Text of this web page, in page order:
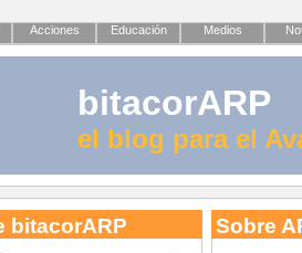
Acciones Educación Medios
bitacorARP
el blog para el
bitacorARP Sobre